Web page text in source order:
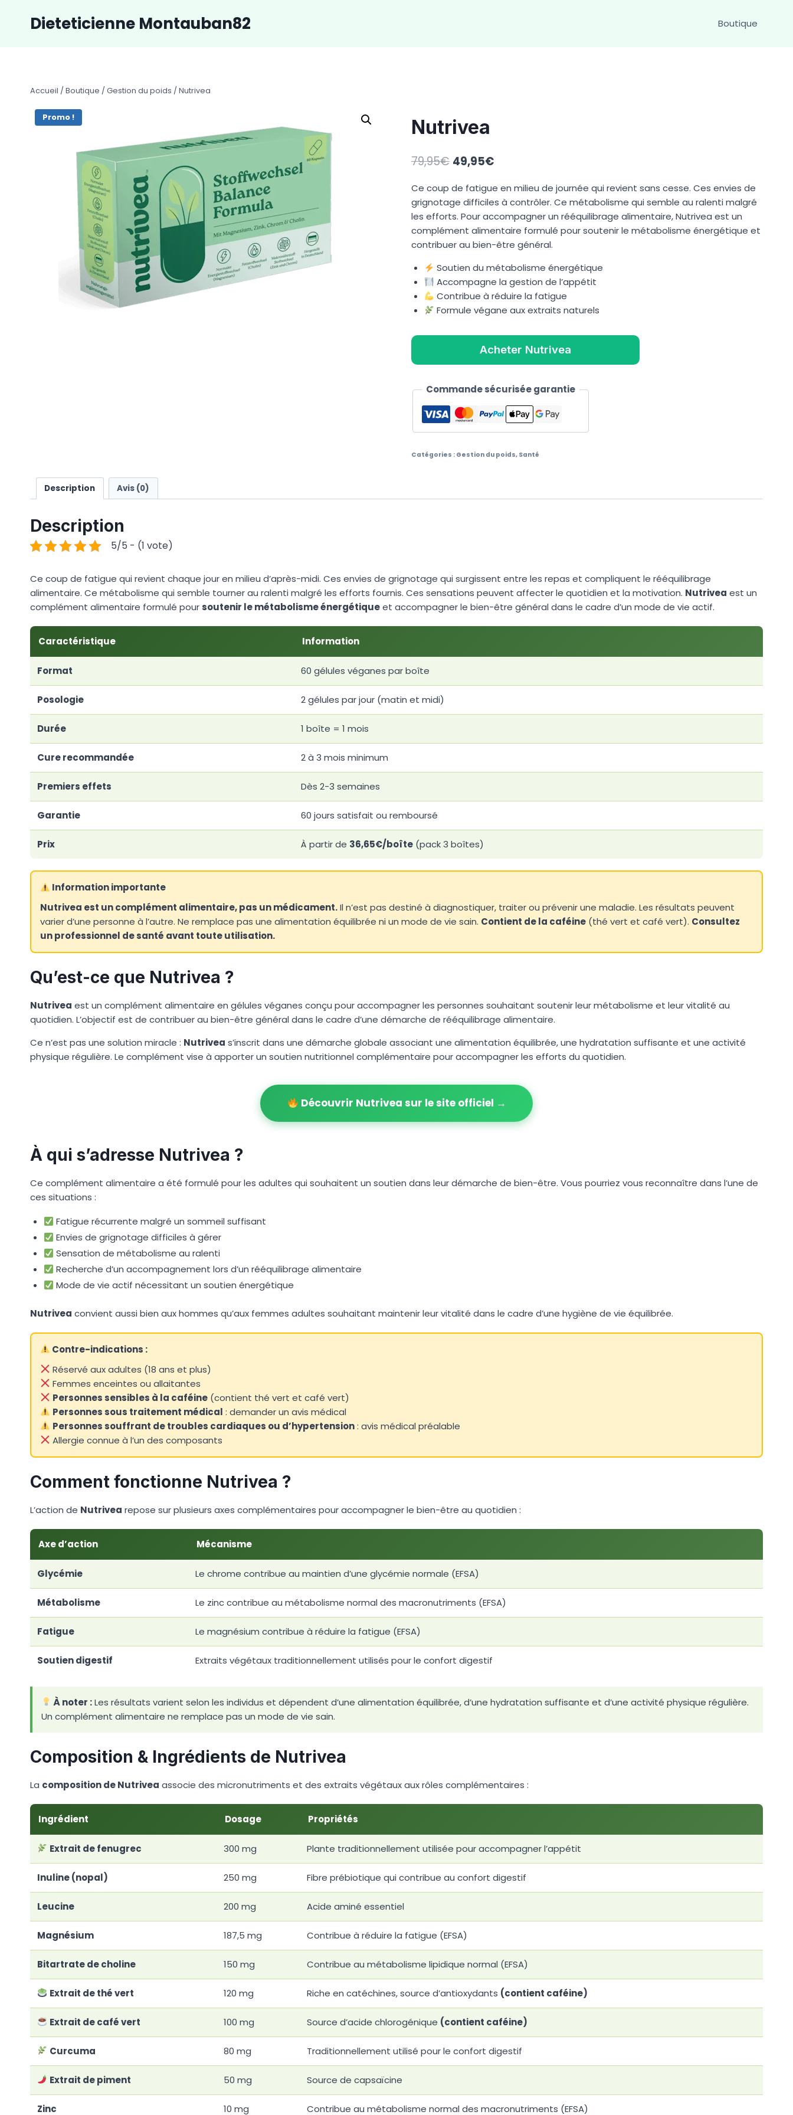
Dieteticienne Montauban82 Boutique
Accueil / Boutique / Gestion du poids / Nutrivea
Promo ! Nutrivea
79,95€ Le
initial
était :
79,95€.
49,95€Le
actuel
est :
49,95€.
Ce coup de fatigue en milieu de journée qui revient sans cesse. Ces envies de
grignotage difficiles à contrôler. Ce métabolisme qui semble au ralenti malgré
les efforts. Pour accompagner un rééquilibrage alimentaire, Nutrivea est un
complément alimentaire formulé pour soutenir le métabolisme énergétique et
contribuer au bien-être général.
Soutien du métabolisme énergétique
Accompagne la gestion de l’appétit
Contribue à réduire la fatigue
Formule végane aux extraits naturels
Acheter Nutrivea
Commande sécurisée garantie
Catégories : Gestion du poids, Santé
Description Avis (0)
Description
5/5 - (1 vote)
Ce coup de fatigue qui revient chaque jour en milieu d’après-midi. Ces envies de grignotage qui surgissent entre les repas et compliquent le rééquilibrage
alimentaire. Ce métabolisme qui semble tourner au ralenti malgré les efforts fournis. Ces sensations peuvent affecter le quotidien et la motivation. Nutrivea est un
complément alimentaire formulé pour soutenir le métabolisme énergétiqueet accompagner le bien-être général dans le cadre d’un mode de vie actif.
Caractéristique Information
Format 60 gélules véganes par boîte
Posologie 2 gélules par jour (matin et midi)
Durée 1 boîte = 1 mois
Cure recommandée 2 à 3 mois minimum
Premiers effets Dès 2-3 semaines
Garantie 60 jours satisfait ou remboursé
Prix À partir de 36,65€/boîte (pack 3 boîtes)
Information importante
Nutrivea est un complément alimentaire, pas un médicament.Il n’est pas destiné à diagnostiquer, traiter ou prévenir une maladie. Les résultats peuvent
varier d’une personne à l’autre. Ne remplace pas une alimentation équilibrée ni un mode de vie sain. Contient de la caféine (thé vert et café vert). Consultez
un professionnel de santé avant toute utilisation.
Qu’est-ce que Nutrivea ?
Nutrivea est un complément alimentaire en gélules véganes conçu pour accompagner les personnes souhaitant soutenir leur métabolisme et leur vitalité au
quotidien. L’objectif est de contribuer au bien-être général dans le cadre d’une démarche de rééquilibrage alimentaire.
Ce n’est pas une solution miracle : Nutrivea s’inscrit dans une démarche globale associant une alimentation équilibrée, une hydratation suffisante et une activité
physique régulière. Le complément vise à apporter un soutien nutritionnel complémentaire pour accompagner les efforts du quotidien.
Découvrir Nutrivea sur le site officiel →
À qui s’adresse Nutrivea ?
Ce complément alimentaire a été formulé pour les adultes qui souhaitent un soutien dans leur démarche de bien-être. Vous pourriez vous reconnaître dans l’une de
ces situations :
Fatigue récurrente malgré un sommeil suffisant
Envies de grignotage difficiles à gérer
Sensation de métabolisme au ralenti
Recherche d’un accompagnement lors d’un rééquilibrage alimentaire
Mode de vie actif nécessitant un soutien énergétique
Nutrivea convient aussi bien aux hommes qu’aux femmes adultes souhaitant maintenir leur vitalité dans le cadre d’une hygiène de vie équilibrée.
Contre-indications :
Réservé aux adultes (18 ans et plus)
Femmes enceintes ou allaitantes
Personnes sensibles à la caféine (contient thé vert et café vert)
Personnes sous traitement médical : demander un avis médical
Personnes souffrant de troubles cardiaques ou d’hypertension: avis médical préalable
Allergie connue à l’un des composants
Comment fonctionne Nutrivea ?
L’action de Nutrivea repose sur plusieurs axes complémentaires pour accompagner le bien-être au quotidien :
Axe d’action Mécanisme
Glycémie Le chrome contribue au maintien d’une glycémie normale (EFSA)
Métabolisme Le zinc contribue au métabolisme normal des macronutriments (EFSA)
Fatigue Le magnésium contribue à réduire la fatigue (EFSA)
Soutien digestif Extraits végétaux traditionnellement utilisés pour le confort digestif
À noter :Les résultats varient selon les individus et dépendent d’une alimentation équilibrée, d’une hydratation suffisante et d’une activité physique régulière.
Un complément alimentaire ne remplace pas un mode de vie sain.
Composition & Ingrédients de Nutrivea
La composition de Nutrivea associe des micronutriments et des extraits végétaux aux rôles complémentaires :
Ingrédient Dosage Propriétés
Extrait de fenugrec 300 mg Plante traditionnellement utilisée pour accompagner l’appétit
Inuline (nopal) 250 mg Fibre prébiotique qui contribue au confort digestif
Leucine 200 mg Acide aminé essentiel
Magnésium 187,5 mg Contribue à réduire la fatigue (EFSA)
Bitartrate de choline 150 mg Contribue au métabolisme lipidique normal (EFSA)
Extrait de thé vert 120 mg Riche en catéchines, source d’antioxydants (contient caféine)
Extrait de café vert 100 mg Source d’acide chlorogénique (contient caféine)
Curcuma 80 mg Traditionnellement utilisé pour le confort digestif
Extrait de piment 50 mg Source de capsaïcine
Zinc 10 mg Contribue au métabolisme normal des macronutriments (EFSA)